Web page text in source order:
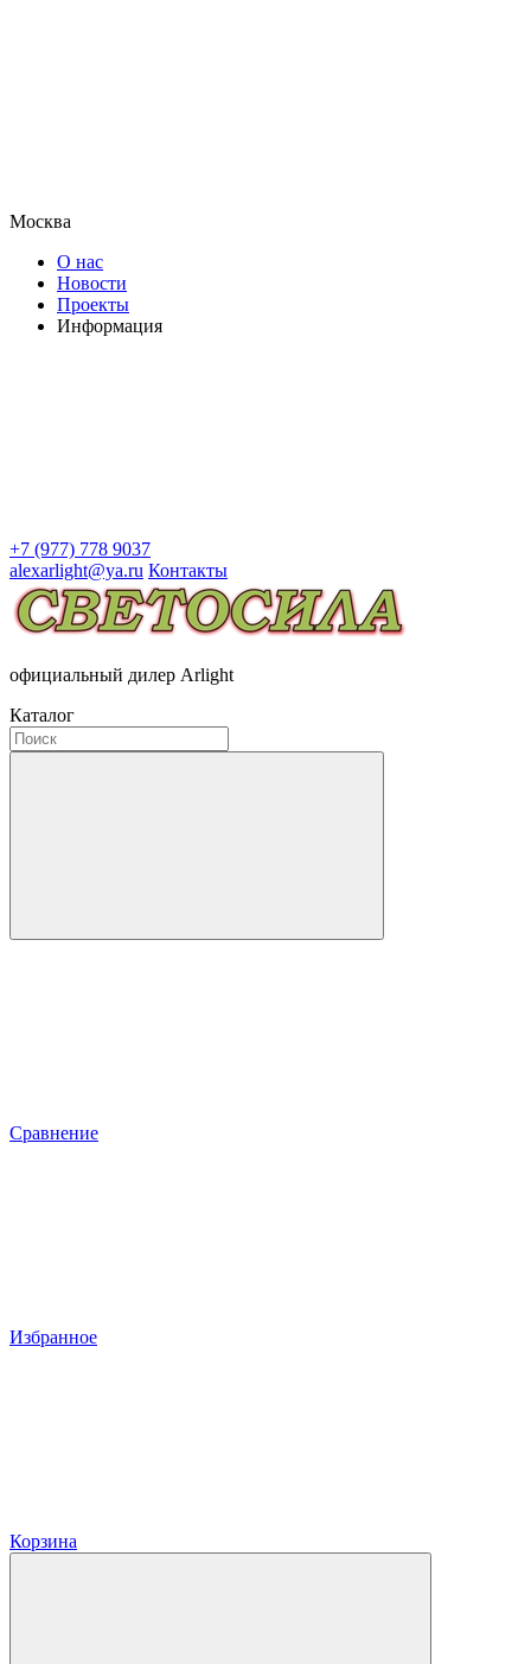
Москва
О нас
Новости
Проекты
Информация
+7 (977) 778 9037
alexarlight@ya.ru Контакты
официальный дилер Arlight
Каталог
Сравнение
Избранное
Корзина